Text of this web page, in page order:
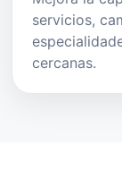
servicios,
cercanas.